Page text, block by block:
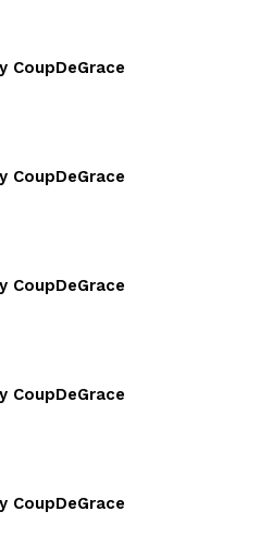
CoupDeGrace
CoupDeGrace
CoupDeGrace
CoupDeGrace
CoupDeGrace